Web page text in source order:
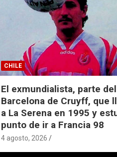
CHILE
El exmundialista, parte del
Barcelona de Cruyff, que
a La Serena en 1995 y
punto de ir a Francia 98
4 agosto, 2026